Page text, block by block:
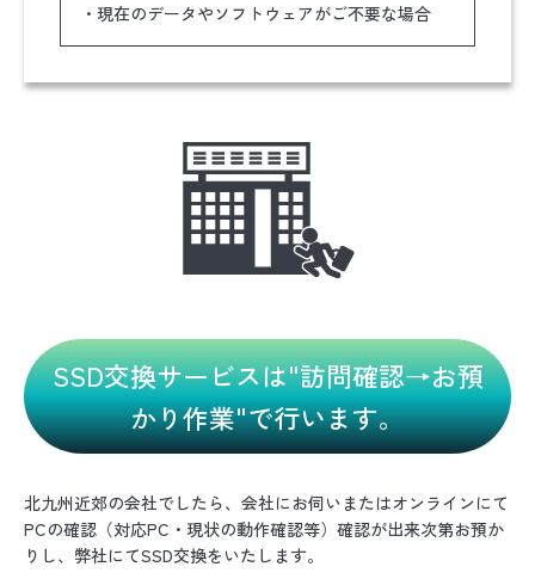
・現在のデータやソフトウェアがご不要な場合
SSD交換サービスは"訪問確認→お預
かり作業"で行います。
北九州近郊の会社でしたら、会社にお伺いまたはオンラインにて
PCの確認（対応PC・現状の動作確認等）確認が出来次第お預か
りし、弊社にてSSD交換をいたします。